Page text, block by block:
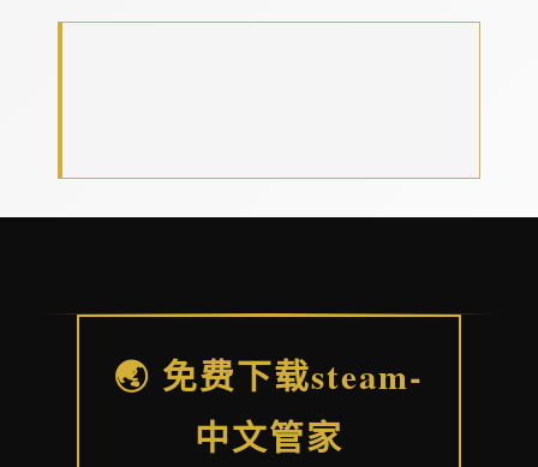
🌏 免费下载steam-
中文管家